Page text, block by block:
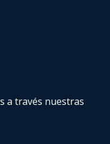
a través nuestras